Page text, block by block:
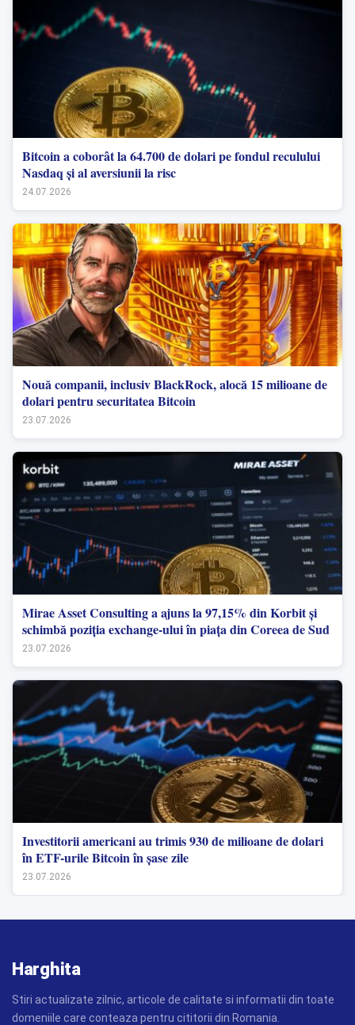
Bitcoin a coborât la 64.700 de dolari pe fondul reculului
Nasdaq și al aversiunii la risc
24.07.2026
Nouă companii, inclusiv BlackRock, alocă 15 milioane de
dolari pentru securitatea Bitcoin
23.07.2026
Mirae Asset Consulting a ajuns la 97,15% din Korbit și
schimbă poziția exchange-ului în piața din Coreea de Sud
23.07.2026
Investitorii americani au trimis 930 de milioane de dolari
în ETF-urile Bitcoin în șase zile
23.07.2026
Harghita
Stiri actualizate zilnic, articole de calitate si informatii din toate
domeniile care conteaza pentru cititorii din Romania.